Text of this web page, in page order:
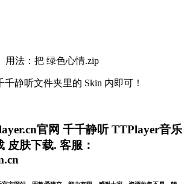
用法：把 绿色心情.zip
静听文件夹里的 Skin 内即可！
官网 千千静听 TTPlayer音乐
皮肤下载. 客服：